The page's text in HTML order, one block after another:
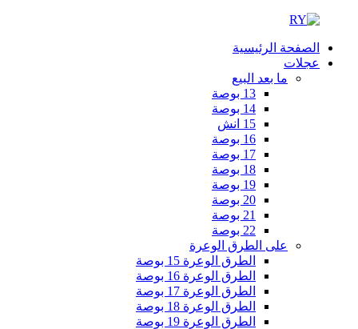
الصفحة الرئيسية
عجلات
ما بعد البيع
13 بوصة
14 بوصة
15 انش
16 بوصة
17 بوصة
18 بوصة
19 بوصة
20 بوصة
21 بوصة
22 بوصة
على الطرق الوعرة
الطرق الوعرة 15 بوصة
الطرق الوعرة 16 بوصة
الطرق الوعرة 17 بوصة
الطرق الوعرة 18 بوصة
الطرق الوعرة 19 بوصة